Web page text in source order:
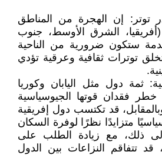
إن الهجرة من المناطق
(أفريقيا، الشرق الأوسط، جنوب
ستكون ضرورية من الناحية
تخلق توترات ثقافية وعرقية تؤدي
ثمة دول مثل اليابان وكوريا
خطر فقدان قوتها الجيوسياسية
قد تكتسب دول إفريقية
متزايدًا نظرًا لوفرة السكان
ذلك، مع زيادة الطلب على
قد تتفاقم النزاعات بين الدول